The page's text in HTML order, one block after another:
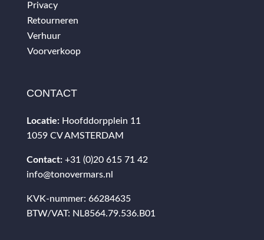
Privacy
Retourneren
Verhuur
Voorverkoop
CONTACT
Locatie: Hoofddorpplein 11
1059 CV AMSTERDAM
Contact: +31 (0)20 615 71 42
info@tonovermars.nl
KVK-nummer: 66284635
BTW/VAT: NL8564.79.536.B01